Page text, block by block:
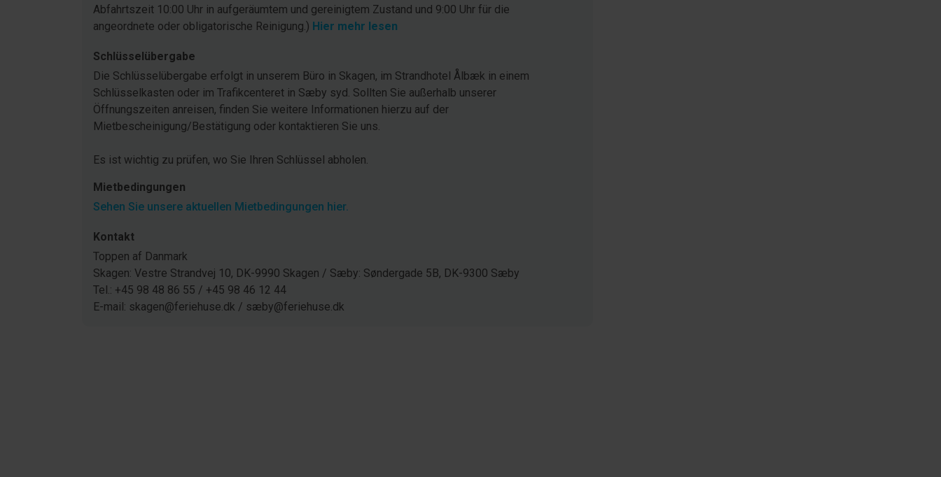
Abfahrtszeit 10:00 Uhr in aufgeräumtem und gereinigtem Zustand und 9:00 Uhr für die
angeordnete oder obligatorische Reinigung.) Hier mehr lesen
Schlüsselübergabe
Die Schlüsselübergabe erfolgt in unserem Büro in Skagen, im Strandhotel Ålbæk in einem
Schlüsselkasten oder im Trafikcenteret in Sæby syd. Sollten Sie außerhalb unserer
Öffnungszeiten anreisen, finden Sie weitere Informationen hierzu auf der
Mietbescheinigung/Bestätigung oder kontaktieren Sie uns.
Es ist wichtig zu prüfen, wo Sie Ihren Schlüssel abholen.
Mietbedingungen
Sehen Sie unsere aktuellen Mietbedingungen hier.
Kontakt
Toppen af Danmark
Skagen: Vestre Strandvej 10, DK-9990 Skagen / Sæby: Søndergade 5B, DK-9300 Sæby
Tel.: +45 98 48 86 55 / +45 98 46 12 44
E-mail: skagen@feriehuse.dk / sæby@feriehuse.dk